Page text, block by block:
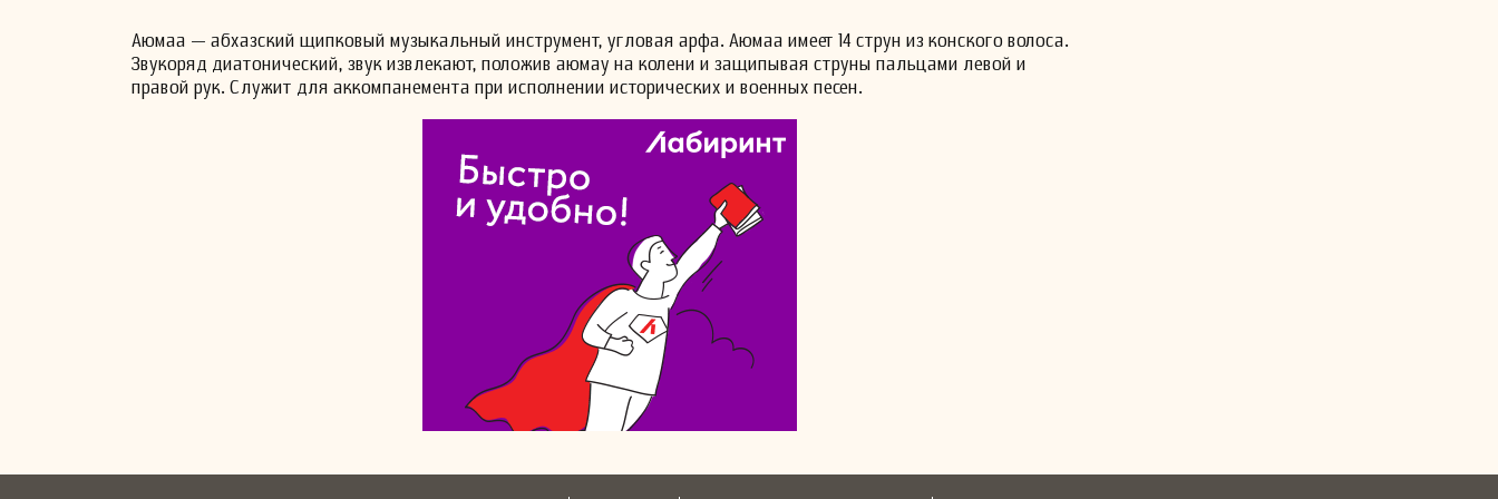
Аюмаа — абхазский щипковый музыкальный инструмент, угловая арфа. Аюмаа имеет 14 струн из конского волоса.
Звукоряд диатонический, звук извлекают, положив аюмау на колени и защипывая струны пальцами левой и
правой рук. Служит для аккомпанемента при исполнении исторических и военных песен.